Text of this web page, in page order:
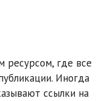
ресурсом, где все
Иногда
ссылки на